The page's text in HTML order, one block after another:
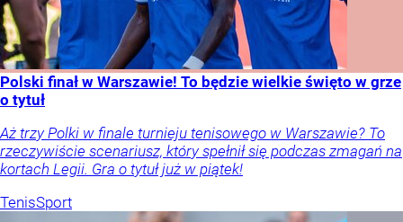
Polski finał w Warszawie! To będzie wielkie święto w grze
o tytuł
Aż trzy Polki w finale turnieju tenisowego w Warszawie? To
rzeczywiście scenariusz, który spełnił się podczas zmagań na
kortach Legii. Gra o tytuł już w piątek!
TenisSport